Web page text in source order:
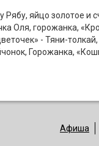
Рябу, яйцо золотое и
Оля, горожанка,
- Тяни-
Горожанка,
Афиша